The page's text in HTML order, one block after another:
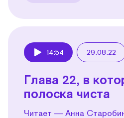
14:54 29.08.22
Глава 22, в
полоска чиста
Читает — Анна